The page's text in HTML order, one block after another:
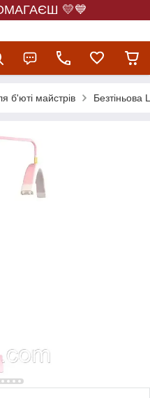
💛💙
б'юті майстрів